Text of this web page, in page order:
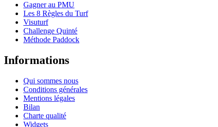
Gagner au PMU
Les 8 Règles du Turf
Visuturf
Challenge Quinté
Méthode Paddock
Informations
Qui sommes nous
Conditions générales
Mentions légales
Bilan
Charte qualité
Widgets